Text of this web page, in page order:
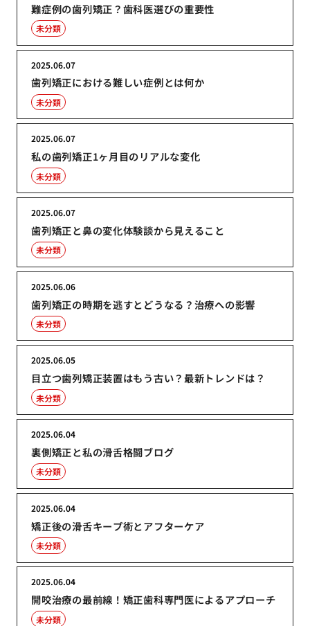
難症例の歯列矯正？歯科医選びの重要性
未分類
歯列矯正における難しい症例とは何か
2025.06.07
未分類
私の歯列矯正1ヶ月目のリアルな変化
2025.06.07
未分類
歯列矯正と鼻の変化体験談から見えること
2025.06.07
未分類
歯列矯正の時期を逃すとどうなる？治療への影響
2025.06.06
未分類
目立つ歯列矯正装置はもう古い？最新トレンドは？
2025.06.05
未分類
裏側矯正と私の滑舌格闘ブログ
2025.06.04
未分類
矯正後の滑舌キープ術とアフターケア
2025.06.04
未分類
開咬治療の最前線！矯正歯科専門医によるアプローチ
2025.06.04
未分類